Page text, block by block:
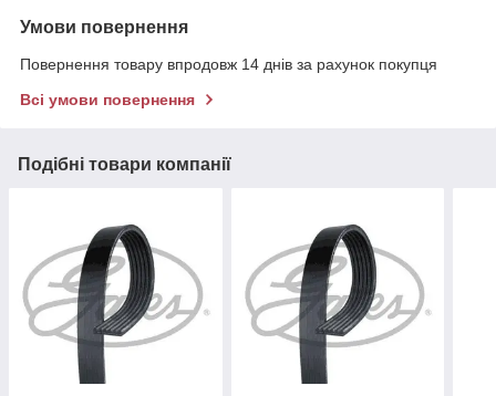
Умови повернення
Повернення товару впродовж 14 днів за рахунок покупця
Всі умови повернення
Подібні товари компанії